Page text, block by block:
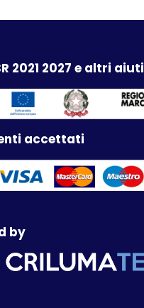
2021 2027 e altri aiuti
accettati
by